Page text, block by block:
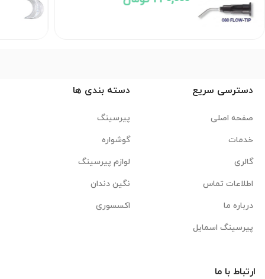
دسترسی سریع
صفحه اصلی
خدمات
گالری
اطلاعات تماس
درباره ما
پیرسینگ اسمایل
دسته بندی ها
پیرسینگ
گوشواره
لوازم پیرسینگ
نگین دندان
اکسسوری
ارتباط با ما